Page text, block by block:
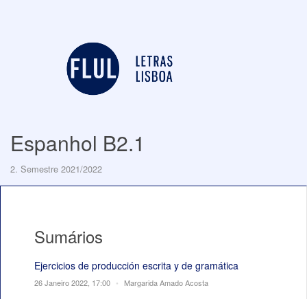
Espanhol B2.1
2. Semestre 2021/2022
Sumários
Ejercicios de producción escrita y de gramática
26 Janeiro 2022, 17:00 • Margarida Amado Acosta